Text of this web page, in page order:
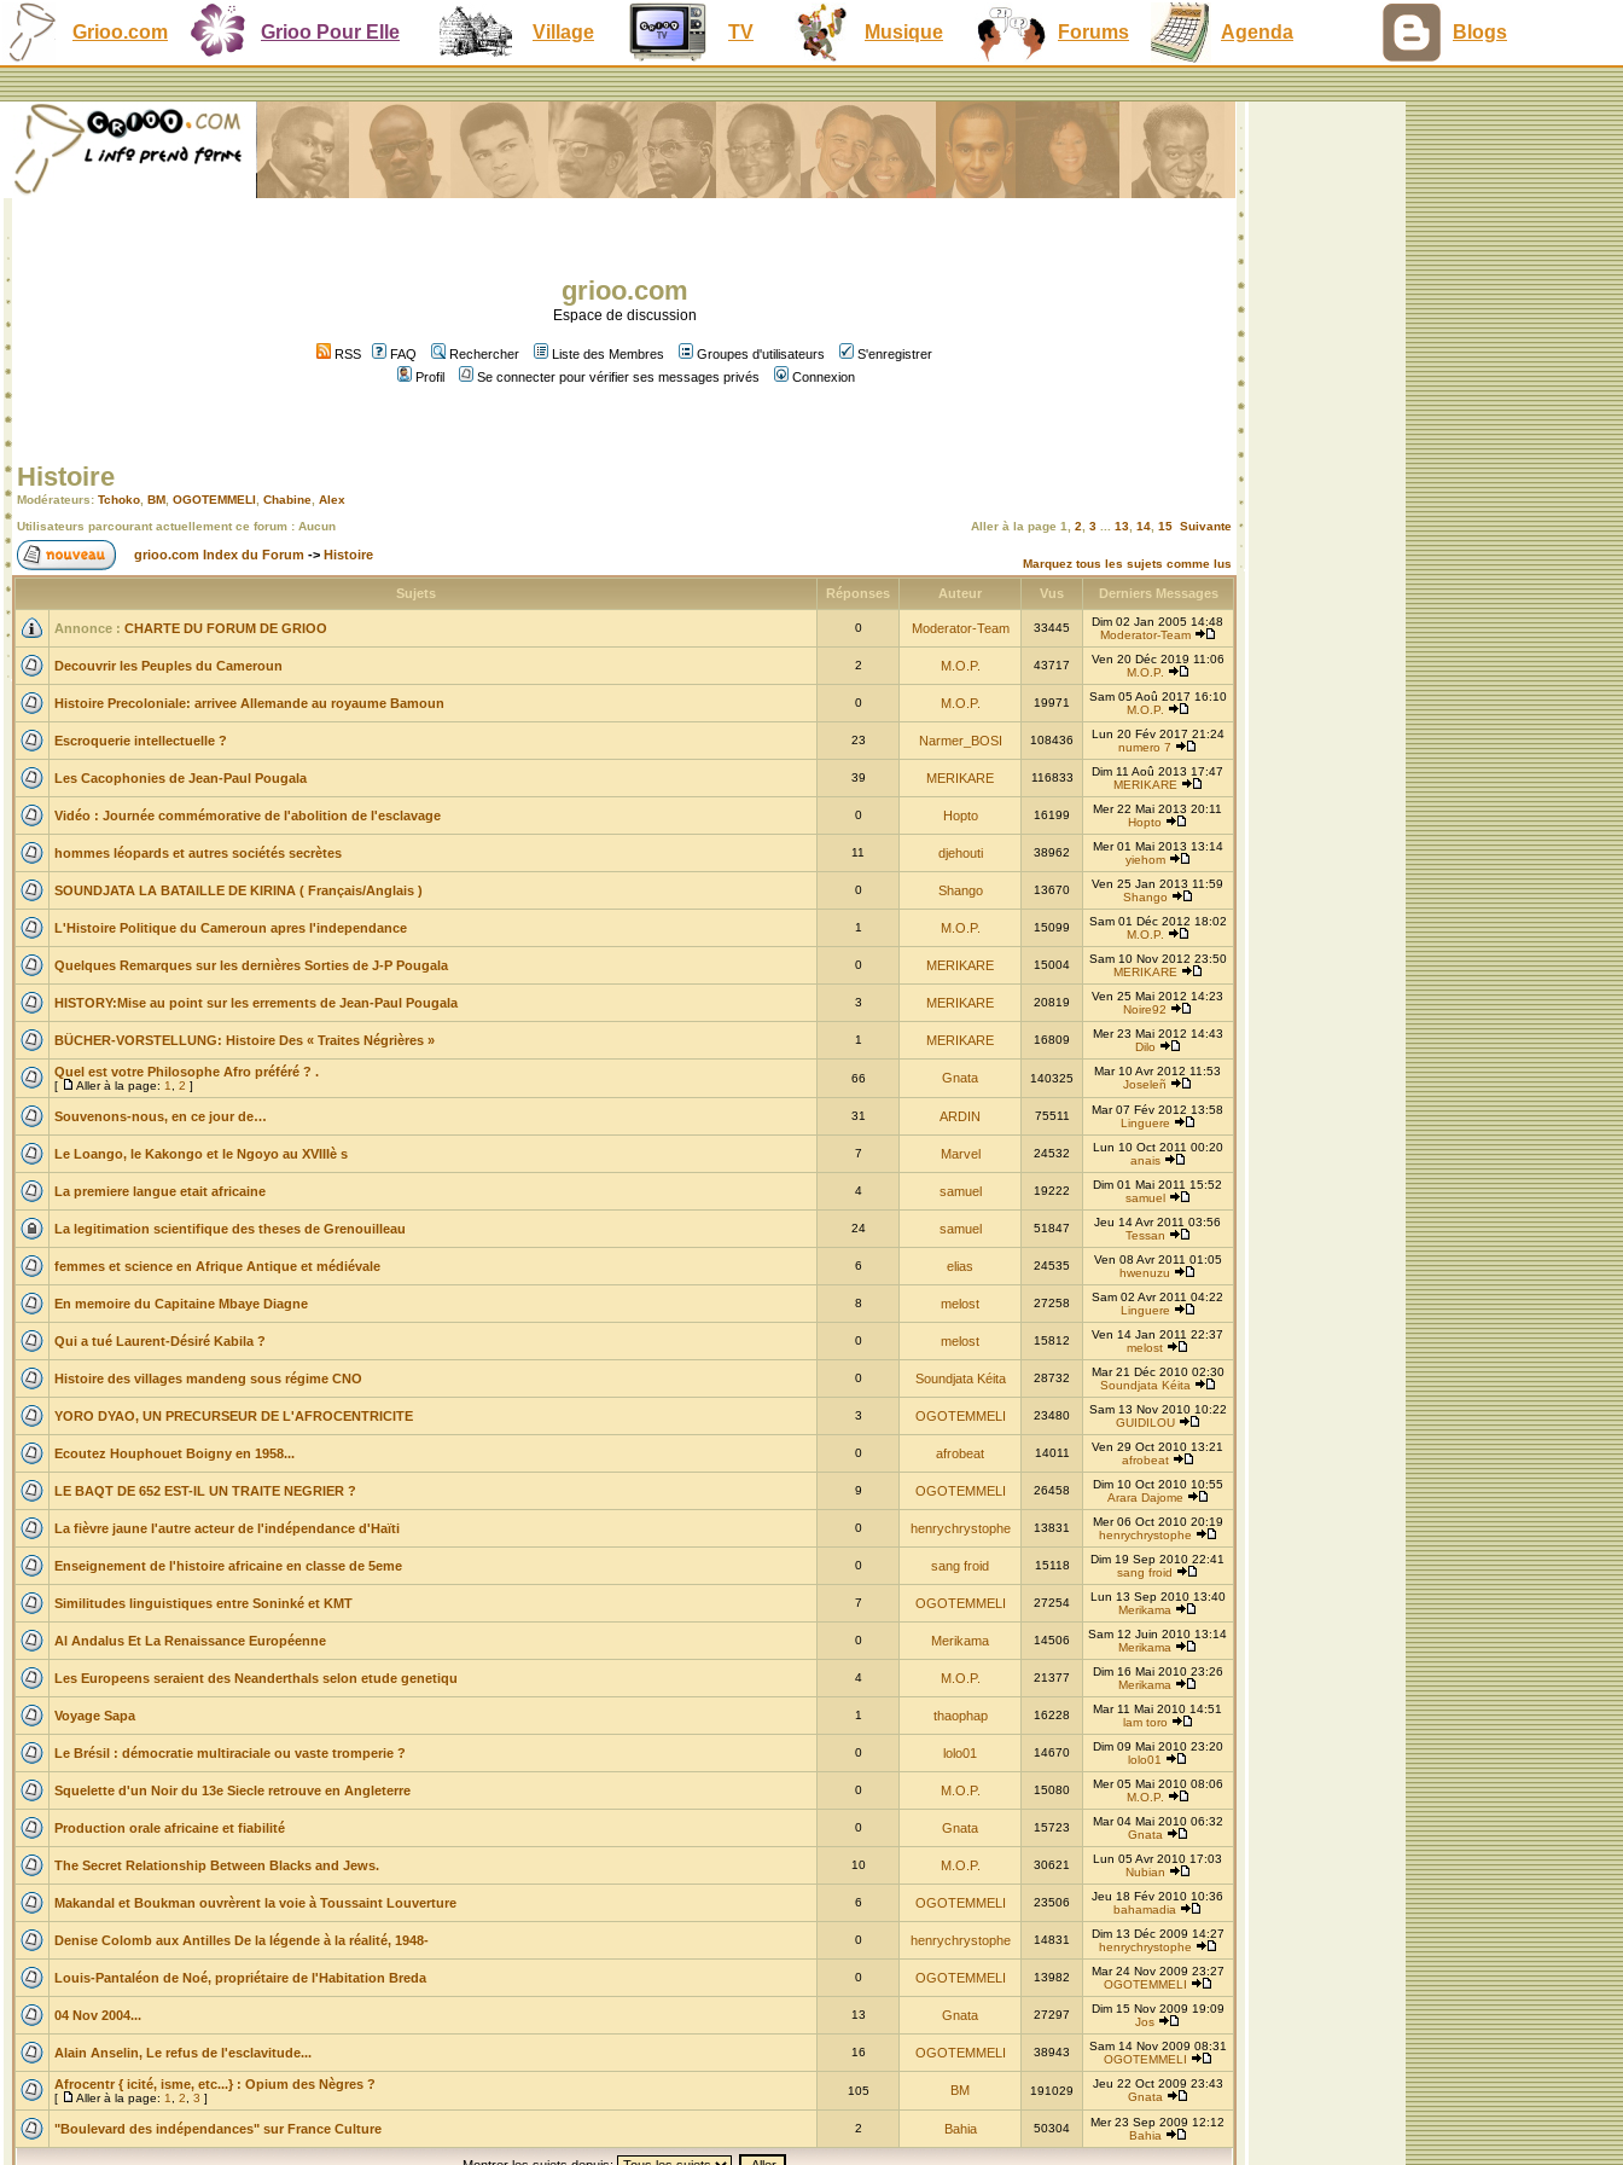
Grioo.com Grioo Pour Elle Village TV Musique Forums Agenda Blogs
grioo.com
Espace de discussion
RSS FAQ Rechercher Liste des Membres Groupes d'utilisateurs
S'enregistrer
Profil
Se connecter pour vérifier ses messages privés Connexion
Histoire
Modérateurs: Tchoko BM OGOTEMMELI Chabine Alex
Utilisateurs parcourant actuellement ce forum : Aucun
Aller à la page 1 2 3 13 14 15 Suivante
grioo.com Index du Forum -> Histoire
Marquez tous les sujets comme lus
Sujets Réponses Auteur Vus Derniers Messages
Annonce : CHARTE DU FORUM DE GRIOO 0 Moderator-Team 33445
Dim 02 Jan 2005 14:48
Moderator-Team
Decouvrir les Peuples du Cameroun 2 M.O.P. 43717
Ven 20 Déc 2019 11:06
M.O.P.
Histoire Precoloniale: arrivee Allemande au royaume Bamoun 0 M.O.P. 19971
Sam 05 Aoû 2017 16:10
M.O.P.
Escroquerie intellectuelle ? 23 Narmer_BOSI 108436
Lun 20 Fév 2017 21:24
numero 7
Les Cacophonies de Jean-Paul Pougala 39 MERIKARE 116833
Dim 11 Aoû 2013 17:47
MERIKARE
Vidéo : Journée commémorative de l'abolition de l'esclavage 0 Hopto 16199
Mer 22 Mai 2013 20:11
Hopto
hommes léopards et autres sociétés secrètes 11 djehouti 38962
Mer 01 Mai 2013 13:14
yiehom
SOUNDJATA LA BATAILLE DE KIRINA ( Français/Anglais ) 0 Shango 13670
Ven 25 Jan 2013 11:59
Shango
L'Histoire Politique du Cameroun apres l'independance 1 M.O.P. 15099
Sam 01 Déc 2012 18:02
M.O.P.
Quelques Remarques sur les dernières Sorties de J-P Pougala 0 MERIKARE 15004
Sam 10 Nov 2012 23:50
MERIKARE
HISTORY:Mise au point sur les errements de Jean-Paul Pougala 3 MERIKARE 20819
Ven 25 Mai 2012 14:23
Noire92
BÜCHER-VORSTELLUNG: Histoire Des « Traites Négrières » 1 MERIKARE 16809
Mer 23 Mai 2012 14:43
Dilo
Quel est votre Philosophe Afro préféré ? .
[ Aller à la page: 1 2 ]
66 Gnata 140325
Mar 10 Avr 2012 11:53
Joseleñ
Souvenons-nous, en ce jour de… 31 ARDIN 75511
Mar 07 Fév 2012 13:58
Linguere
Le Loango, le Kakongo et le Ngoyo au XVIIIè s 7 Marvel 24532
Lun 10 Oct 2011 00:20
anais
La premiere langue etait africaine 4 samuel 19222
Dim 01 Mai 2011 15:52
samuel
La legitimation scientifique des theses de Grenouilleau 24 samuel 51847
Jeu 14 Avr 2011 03:56
Tessan
femmes et science en Afrique Antique et médiévale 6 elias 24535
Ven 08 Avr 2011 01:05
hwenuzu
En memoire du Capitaine Mbaye Diagne 8 melost 27258
Sam 02 Avr 2011 04:22
Linguere
Qui a tué Laurent-Désiré Kabila ? 0 melost 15812
Ven 14 Jan 2011 22:37
melost
Histoire des villages mandeng sous régime CNO 0 Soundjata Kéita 28732
Mar 21 Déc 2010 02:30
Soundjata Kéita
YORO DYAO, UN PRECURSEUR DE L'AFROCENTRICITE 3 OGOTEMMELI 23480
Sam 13 Nov 2010 10:22
GUIDILOU
Ecoutez Houphouet Boigny en 1958... 0 afrobeat 14011
Ven 29 Oct 2010 13:21
afrobeat
LE BAQT DE 652 EST-IL UN TRAITE NEGRIER ? 9 OGOTEMMELI 26458
Dim 10 Oct 2010 10:55
Arara Dajome
La fièvre jaune l'autre acteur de l'indépendance d'Haïti 0 henrychrystophe 13831
Mer 06 Oct 2010 20:19
henrychrystophe
Enseignement de l'histoire africaine en classe de 5eme 0 sang froid 15118
Dim 19 Sep 2010 22:41
sang froid
Similitudes linguistiques entre Soninké et KMT 7 OGOTEMMELI 27254
Lun 13 Sep 2010 13:40
Merikama
Al Andalus Et La Renaissance Européenne 0 Merikama 14506
Sam 12 Juin 2010 13:14
Merikama
Les Europeens seraient des Neanderthals selon etude genetiqu 4 M.O.P. 21377
Dim 16 Mai 2010 23:26
Merikama
Voyage Sapa 1 thaophap 16228
Mar 11 Mai 2010 14:51
lam toro
Le Brésil : démocratie multiraciale ou vaste tromperie ? 0 lolo01 14670
Dim 09 Mai 2010 23:20
lolo01
Squelette d'un Noir du 13e Siecle retrouve en Angleterre 0 M.O.P. 15080
Mer 05 Mai 2010 08:06
M.O.P.
Production orale africaine et fiabilité 0 Gnata 15723
Mar 04 Mai 2010 06:32
Gnata
The Secret Relationship Between Blacks and Jews. 10 M.O.P. 30621
Lun 05 Avr 2010 17:03
Nubian
Makandal et Boukman ouvrèrent la voie à Toussaint Louverture 6 OGOTEMMELI 23506
Jeu 18 Fév 2010 10:36
bahamadia
Denise Colomb aux Antilles De la légende à la réalité, 1948- 0 henrychrystophe 14831
Dim 13 Déc 2009 14:27
henrychrystophe
Louis-Pantaléon de Noé, propriétaire de l'Habitation Breda 0 OGOTEMMELI 13982
Mar 24 Nov 2009 23:27
OGOTEMMELI
04 Nov 2004... 13 Gnata 27297
Dim 15 Nov 2009 19:09
Jos
Alain Anselin, Le refus de l'esclavitude... 16 OGOTEMMELI 38943
Sam 14 Nov 2009 08:31
OGOTEMMELI
Afrocentr { icité, isme, etc...} : Opium des Nègres ?
[ Aller à la page: 1 2 3 ]
105 BM 191029
Jeu 22 Oct 2009 23:43
Gnata
"Boulevard des indépendances" sur France Culture 2 Bahia 50304
Mer 23 Sep 2009 12:12
Bahia